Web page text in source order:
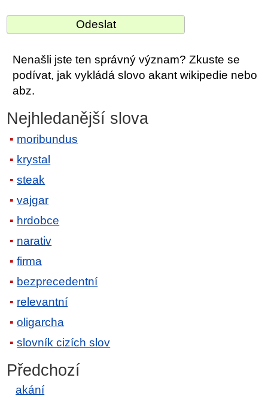
Nenašli jste ten správný význam? Zkuste se
podívat, jak vykládá slovo akant wikipedie nebo
abz.
Nejhledanější slova
moribundus
krystal
steak
vajgar
hrdobce
narativ
firma
bezprecedentní
relevantní
oligarcha
slovník cizích slov
Předchozí
akání